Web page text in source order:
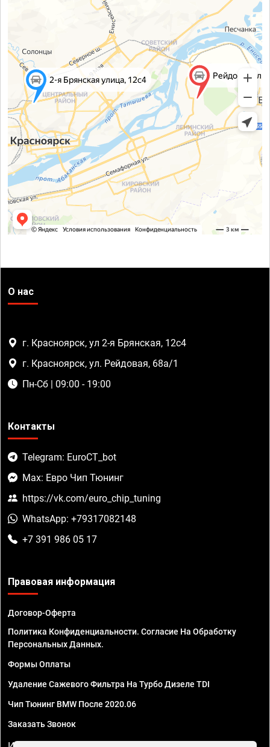
О нас
г. Красноярск, ул 2-я Брянская, 12с4
г. Красноярск, ул. Рейдовая, 68а/1
Пн-Сб | 09:00 - 19:00
Контакты
Telegram: EuroCT_bot
Max: Евро Чип Тюнинг
https://vk.com/euro_chip_tuning
WhatsApp: +79317082148
+7 391 986 05 17
Правовая информация
Договор-Оферта
Политика Конфиденциальности. Согласие На Обработку
Персональных Данных.
Формы Оплаты
Удаление Сажевого Фильтра На Турбо Дизеле TDI
Чип Тюнинг BMW После 2020.06
Заказать Звонок